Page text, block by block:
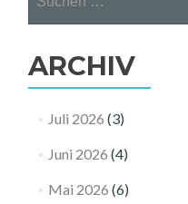
nach:
ARCHIV
Juli 2026 (3)
Juni 2026 (4)
Mai 2026 (6)